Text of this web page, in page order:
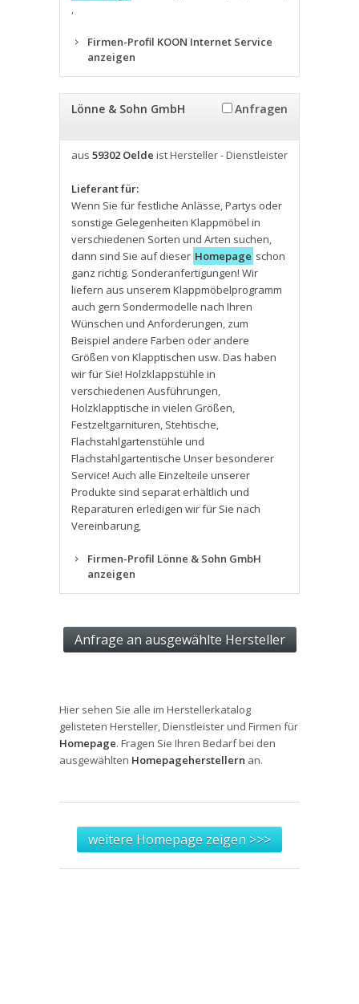
,
Firmen-Profil KOON Internet Service
anzeigen
Lönne & Sohn GmbH Anfragen
aus 59302 Oelde ist Hersteller - Dienstleister
Lieferant für:
Wenn Sie für festliche Anlässe,Partys oder
sonstige Gelegenheiten Klappmöbel in
verschiedenen Sorten und Arten suchen,
dann sind Sie auf dieser Homepage schon
ganz richtig. Sonderanfertigungen! Wir
liefern aus unserem Klappmöbelprogramm
auch gern Sondermodelle nach Ihren
Wünschen und Anforderungen, zum
Beispiel andere Farben oder andere
Größen von Klapptischen usw. Das haben
wir für Sie! Holzklappstühle in
verschiedenen Ausführungen,
Holzklapptische in vielen Größen,
Festzeltgarnituren, Stehtische,
Flachstahlgartenstühle und
Flachstahlgartentische Unser besonderer
Service! Auch alle Einzelteile unserer
Produkte sind separat erhältlich und
Reparaturen erledigen wir für Sie nach
Vereinbarung,
Firmen-Profil Lönne & Sohn GmbH
anzeigen
Hier sehen Sie alle im Herstellerkatalog
gelisteten Hersteller, Dienstleister und Firmen für
Homepage. Fragen Sie Ihren Bedarf bei den
ausgewählten Homepageherstellern an.
weitere Homepage zeigen >>>